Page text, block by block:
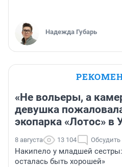
Надежда Губарь
«Не вольеры, а
девушка
экопарка «Лотос» в
8 августа 13 104 Обсудить
Накипело у младшей
осталась быть хорошей»